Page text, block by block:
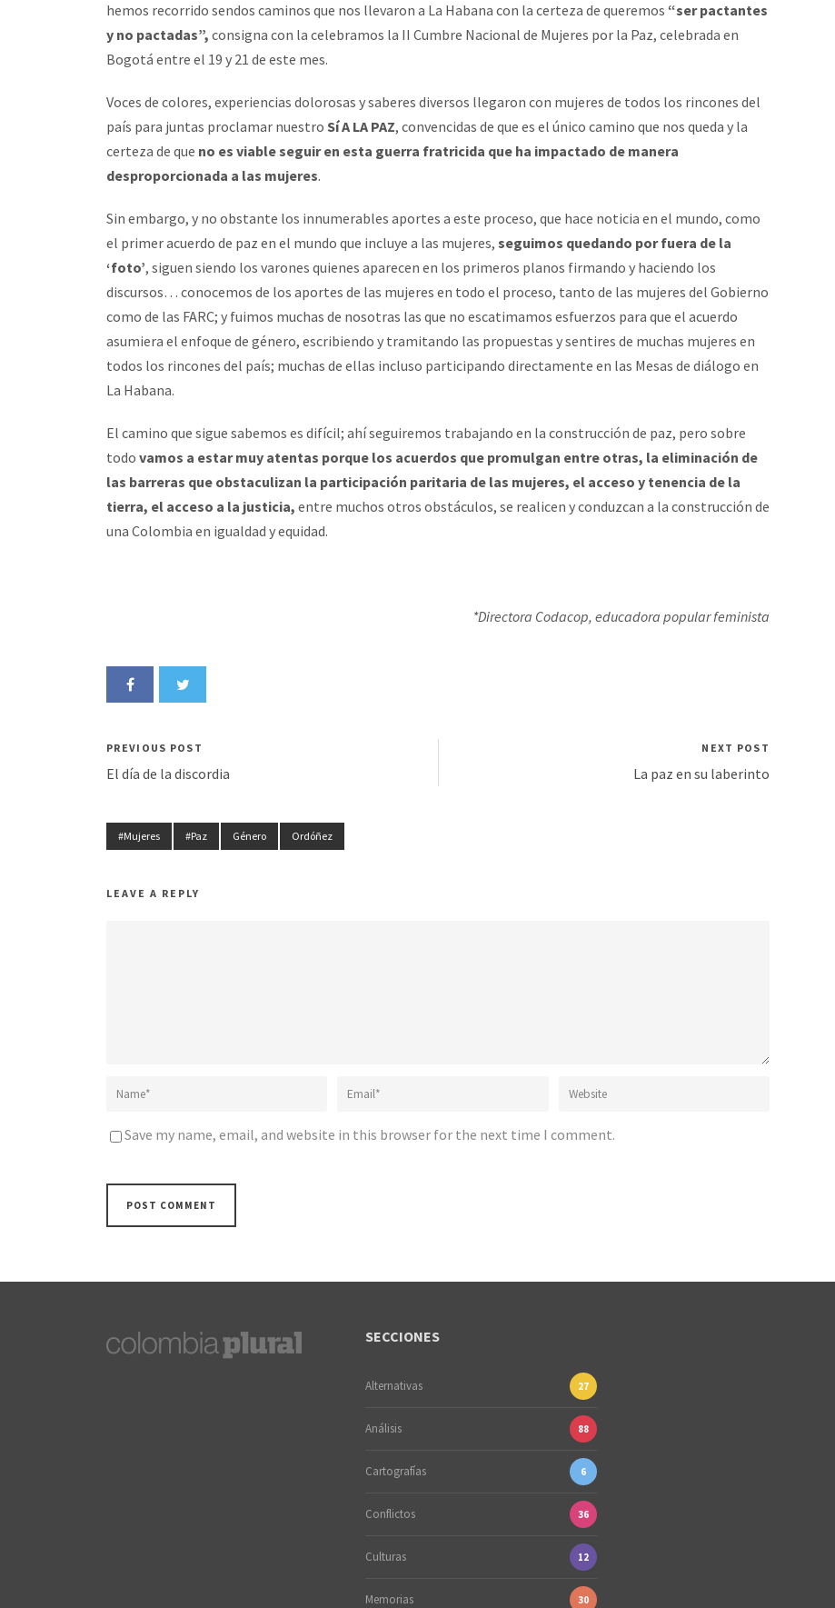
hemos recorrido sendos caminos que nos llevaron a La Habana con la certeza de queremos “ser pactantes
y no pactadas”, consigna con la celebramos la II Cumbre Nacional de Mujeres por la Paz, celebrada en
Bogotá entre el 19 y 21 de este mes.
Voces de colores, experiencias dolorosas y saberes diversos llegaron con mujeres de todos los rincones del
país para juntas proclamar nuestro Sí A LA PAZ, convencidas de que es el único camino que nos queda y la
certeza de que no es viable seguir en esta guerra fratricida que ha impactado de manera
desproporcionada a las mujeres.
Sin embargo, y no obstante los innumerables aportes a este proceso, que hace noticia en el mundo, como
el primer acuerdo de paz en el mundo que incluye a las mujeres, seguimos quedando por fuera de la
‘foto’, siguen siendo los varones quienes aparecen en los primeros planos firmando y haciendo los
discursos… conocemos de los aportes de las mujeres en todo el proceso, tanto de las mujeres del Gobierno
como de las FARC; y fuimos muchas de nosotras las que no escatimamos esfuerzos para que el acuerdo
asumiera el enfoque de género, escribiendo y tramitando las propuestas y sentires de muchas mujeres en
todos los rincones del país; muchas de ellas incluso participando directamente en las Mesas de diálogo en
La Habana.
El camino que sigue sabemos es difícil; ahí seguiremos trabajando en la construcción de paz, pero sobre
todo vamos a estar muy atentas porque los acuerdos que promulgan entre otras, la eliminación de
las barreras que obstaculizan la participación paritaria de las mujeres, el acceso y tenencia de la
tierra, el acceso a la justicia, entre muchos otros obstáculos, se realicen y conduzcan a la construcción de
una Colombia en igualdad y equidad.
*Directora Codacop, educadora popular feminista
PREVIOUS POST
El día de la discordia
NEXT POST
La paz en su laberinto
#Mujeres #Paz Género Ordóñez
LEAVE A REPLY
Save my name, email, and website in this browser for the next time I comment.
SECCIONES
Alternativas 27
Análisis 88
Cartografías 6
Conflictos 36
Culturas 12
Memorias 30